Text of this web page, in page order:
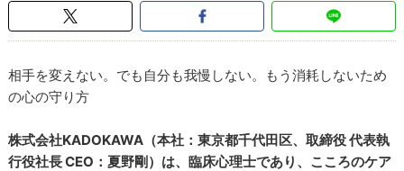
相手を変えない。でも自分も我慢しない。もう消耗しないため
の心の守り方
株式会社KADOKAWA（本社：東京都千代田区、取締役 代表執
行役社長 CEO：夏野剛）は、臨床心理士であり、こころのケア